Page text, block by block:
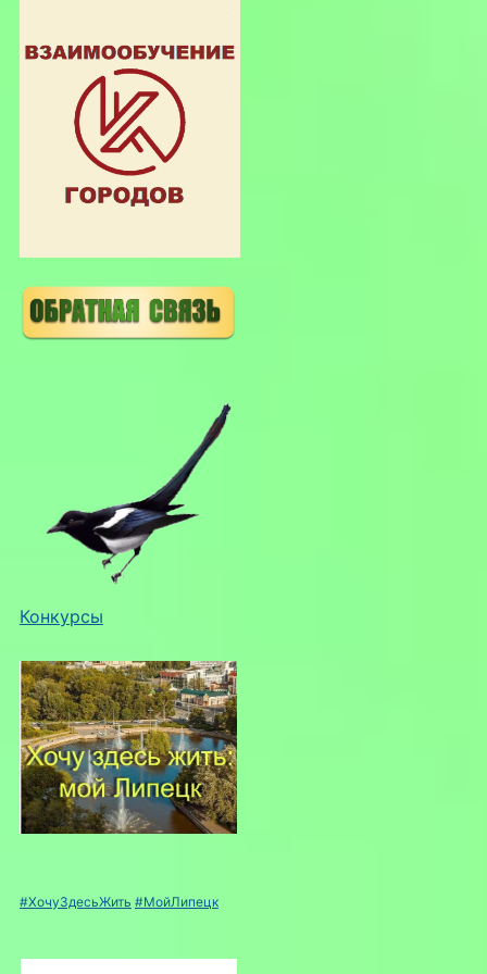
Конкурсы
#ХочуЗдесьЖить #МойЛипецк